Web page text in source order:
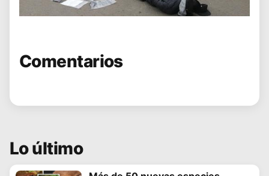
Comentarios
Lo último